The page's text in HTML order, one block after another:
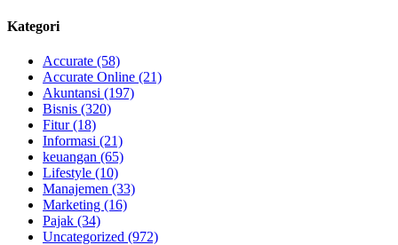
Kategori
Accurate (58)
Accurate Online (21)
Akuntansi (197)
Bisnis (320)
Fitur(18)
Informasi (21)
keuangan (65)
Lifestyle (10)
Manajemen (33)
Marketing (16)
Pajak (34)
Uncategorized (972)